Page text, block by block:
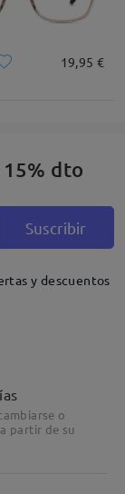
19,95 €
dto
Suscribir
y descuentos
o
partir de su